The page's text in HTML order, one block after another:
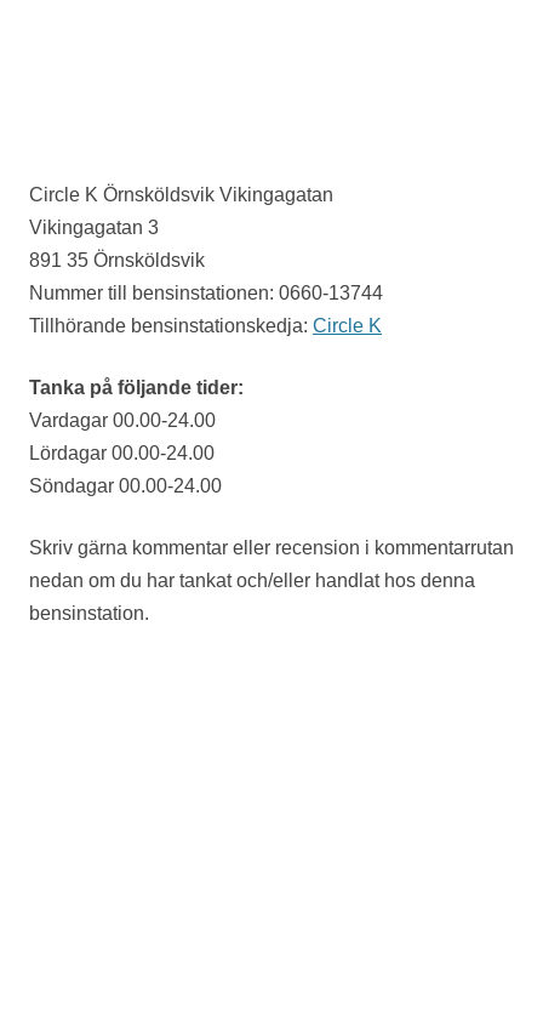
Circle K Örnsköldsvik Vikingagatan
Vikingagatan 3
891 35 Örnsköldsvik
Nummer till bensinstationen: 0660-13744
Tillhörande bensinstationskedja: Circle K
Tanka på följande tider:
Vardagar 00.00-24.00
Lördagar 00.00-24.00
Söndagar 00.00-24.00
Skriv gärna kommentar eller recension i kommentarrutan
nedan om du har tankat och/eller handlat hos denna
bensinstation.